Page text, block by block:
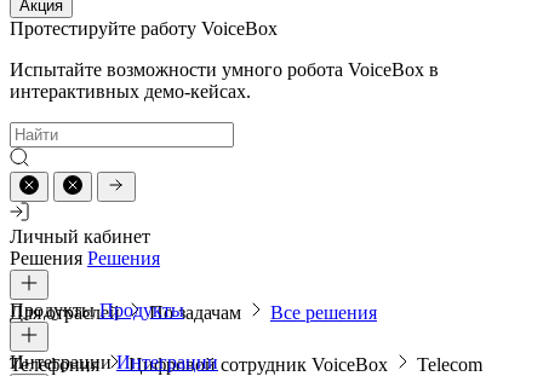
Акция
Протестируйте работу VoiceBox
Испытайте возможности умного робота VoiceBox в
интерактивных демо-кейсах.
Личный кабинет
Решения Решения
Для отраслей По задачам Все решения
ПродуктыПродукты
Телефония Цифровой сотрудник VoiceBox
Telecom
ИнтеграцииИнтеграции